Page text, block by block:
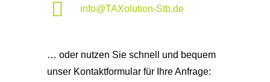
info@TAXolution-Stb.de
… oder nutzen Sie schnell und bequem
unser Kontaktformular für Ihre Anfrage: